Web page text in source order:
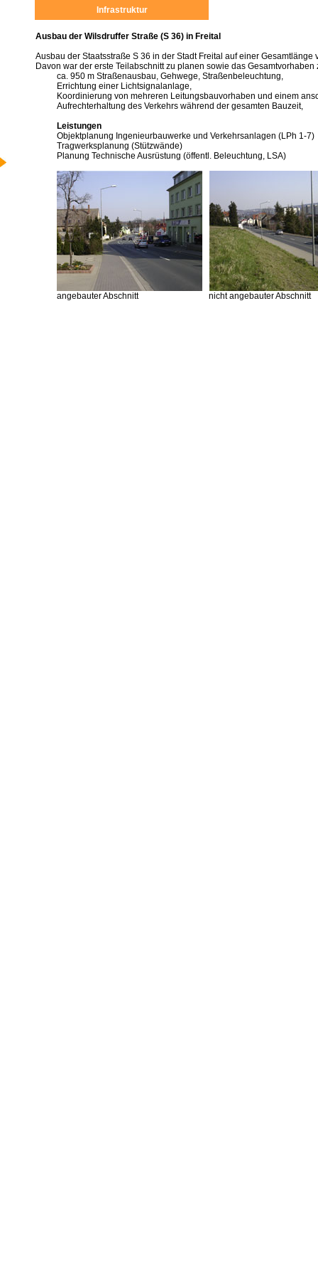
Infrastruktur
Ausbau der Wilsdruffer Straße (S 36) in Freital
Ausbau der Staatsstraße S 36 in der Stadt Freital auf einer Gesamtlänge
Davon war der erste Teilabschnitt zu planen sowie das Gesamtvorhaben
ca. 950 m Straßenausbau, Gehwege, Straßenbeleuchtung,
Errichtung einer Lichtsignalanlage,
Koordinierung von mehreren Leitungsbauvorhaben und einem
Aufrechterhaltung des Verkehrs während der gesamten Bauzeit,
Leistungen
Objektplanung Ingenieurbauwerke und Verkehrsanlagen (LPh 1-7)
Tragwerksplanung (Stützwände)
Planung Technische Ausrüstung (öffentl. Beleuchtung, LSA)
angebauter Abschnitt nicht angebauter Abschnitt